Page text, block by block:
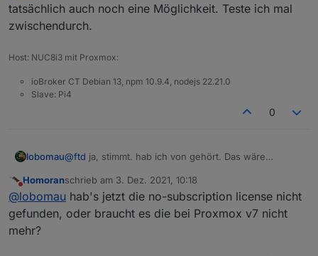
Benutztes template für Container mit Debian 11:
Spoiler
Benötigte Programme "gnupg" und "lsb-
release" installieren :
root@InfluxDBian:~# apt install gnupg
Reading package lists... Done
tatsächlich auch noch eine Möglichkeit. Teste ich mal
zwischendurch.
Host: NUC8i3 mit Proxmox:
ioBroker CT Debian 13, npm 10.9.4, nodejs 22.21.0
Slave: Pi4
0
lobomau@ftd ja, stimmt. hab ich von gehört. Das wäre
zwischendurch.
Nicht stören
Homoranschrieb am 3. Dez. 2021, 10:18
zuletzt editiert von
@lobomau hab's jetzt die no-subscription license nicht
gefunden, oder braucht es die bei Proxmox v7 nicht
mehr?